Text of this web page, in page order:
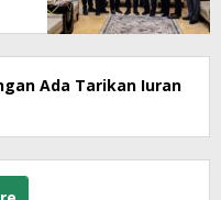
Ada Tarikan Iuran